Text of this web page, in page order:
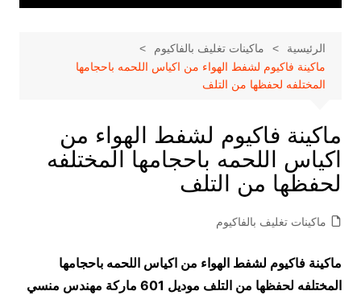
الرئيسية
ماكينات تغليف بالفاكيوم
ماكينة فاكيوم لشفط الهواء من اكياس اللحمه باحجامها
المختلفه لحفظها من التلف
ماكينة فاكيوم لشفط الهواء من
اكياس اللحمه باحجامها المختلفه
لحفظها من التلف
ماكينات تغليف بالفاكيوم
ماكينة فاكيوم لشفط الهواء من اكياس اللحمه باحجامها
المختلفه لحفظها من التلف موديل 601 ماركة مهندس منسي